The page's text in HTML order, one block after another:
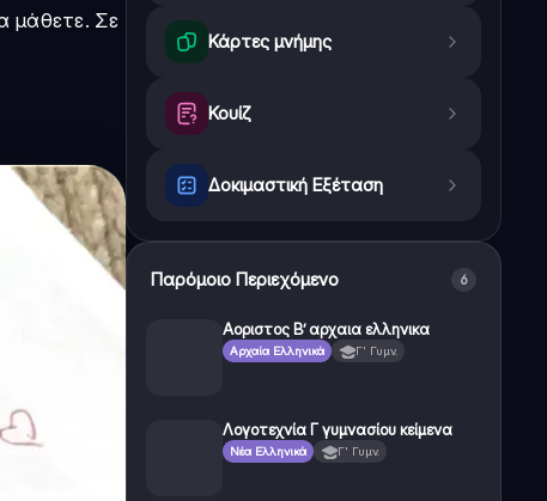
μάθετε. Σε
Κάρτες μνήμης
Κουίζ
Δοκιμαστική Εξέταση
Παρόμοιο Περιεχόμενο 6
Αοριστος Β’ αρχαια ελληνικα
Αρχαία Ελληνικά Γ' Γυμν.
Λογοτεχνία Γ γυμνασίου κείμενα
Νέα Ελληνικά Γ' Γυμν.